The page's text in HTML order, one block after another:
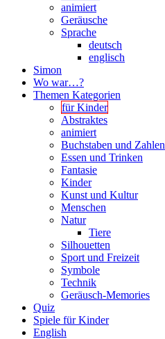
animiert
Geräusche
Sprache
deutsch
englisch
Simon
Wo war…?
Themen Kategorien
für Kinder
Abstraktes
animiert
Buchstaben und Zahlen
Essen und Trinken
Fantasie
Kinder
Kunst und Kultur
Menschen
Natur
Tiere
Silhouetten
Sport und Freizeit
Symbole
Technik
Geräusch-Memories
Quiz
Spiele für Kinder
English